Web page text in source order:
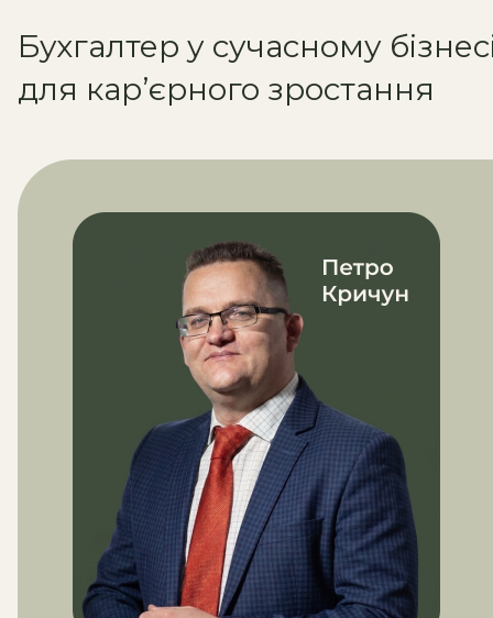
Бухгалтер у сучасному
для кар’єрного зростання